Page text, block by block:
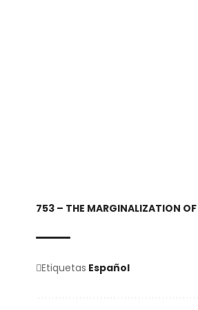
753 – THE MARGINALIZATION
Etiquetas Español